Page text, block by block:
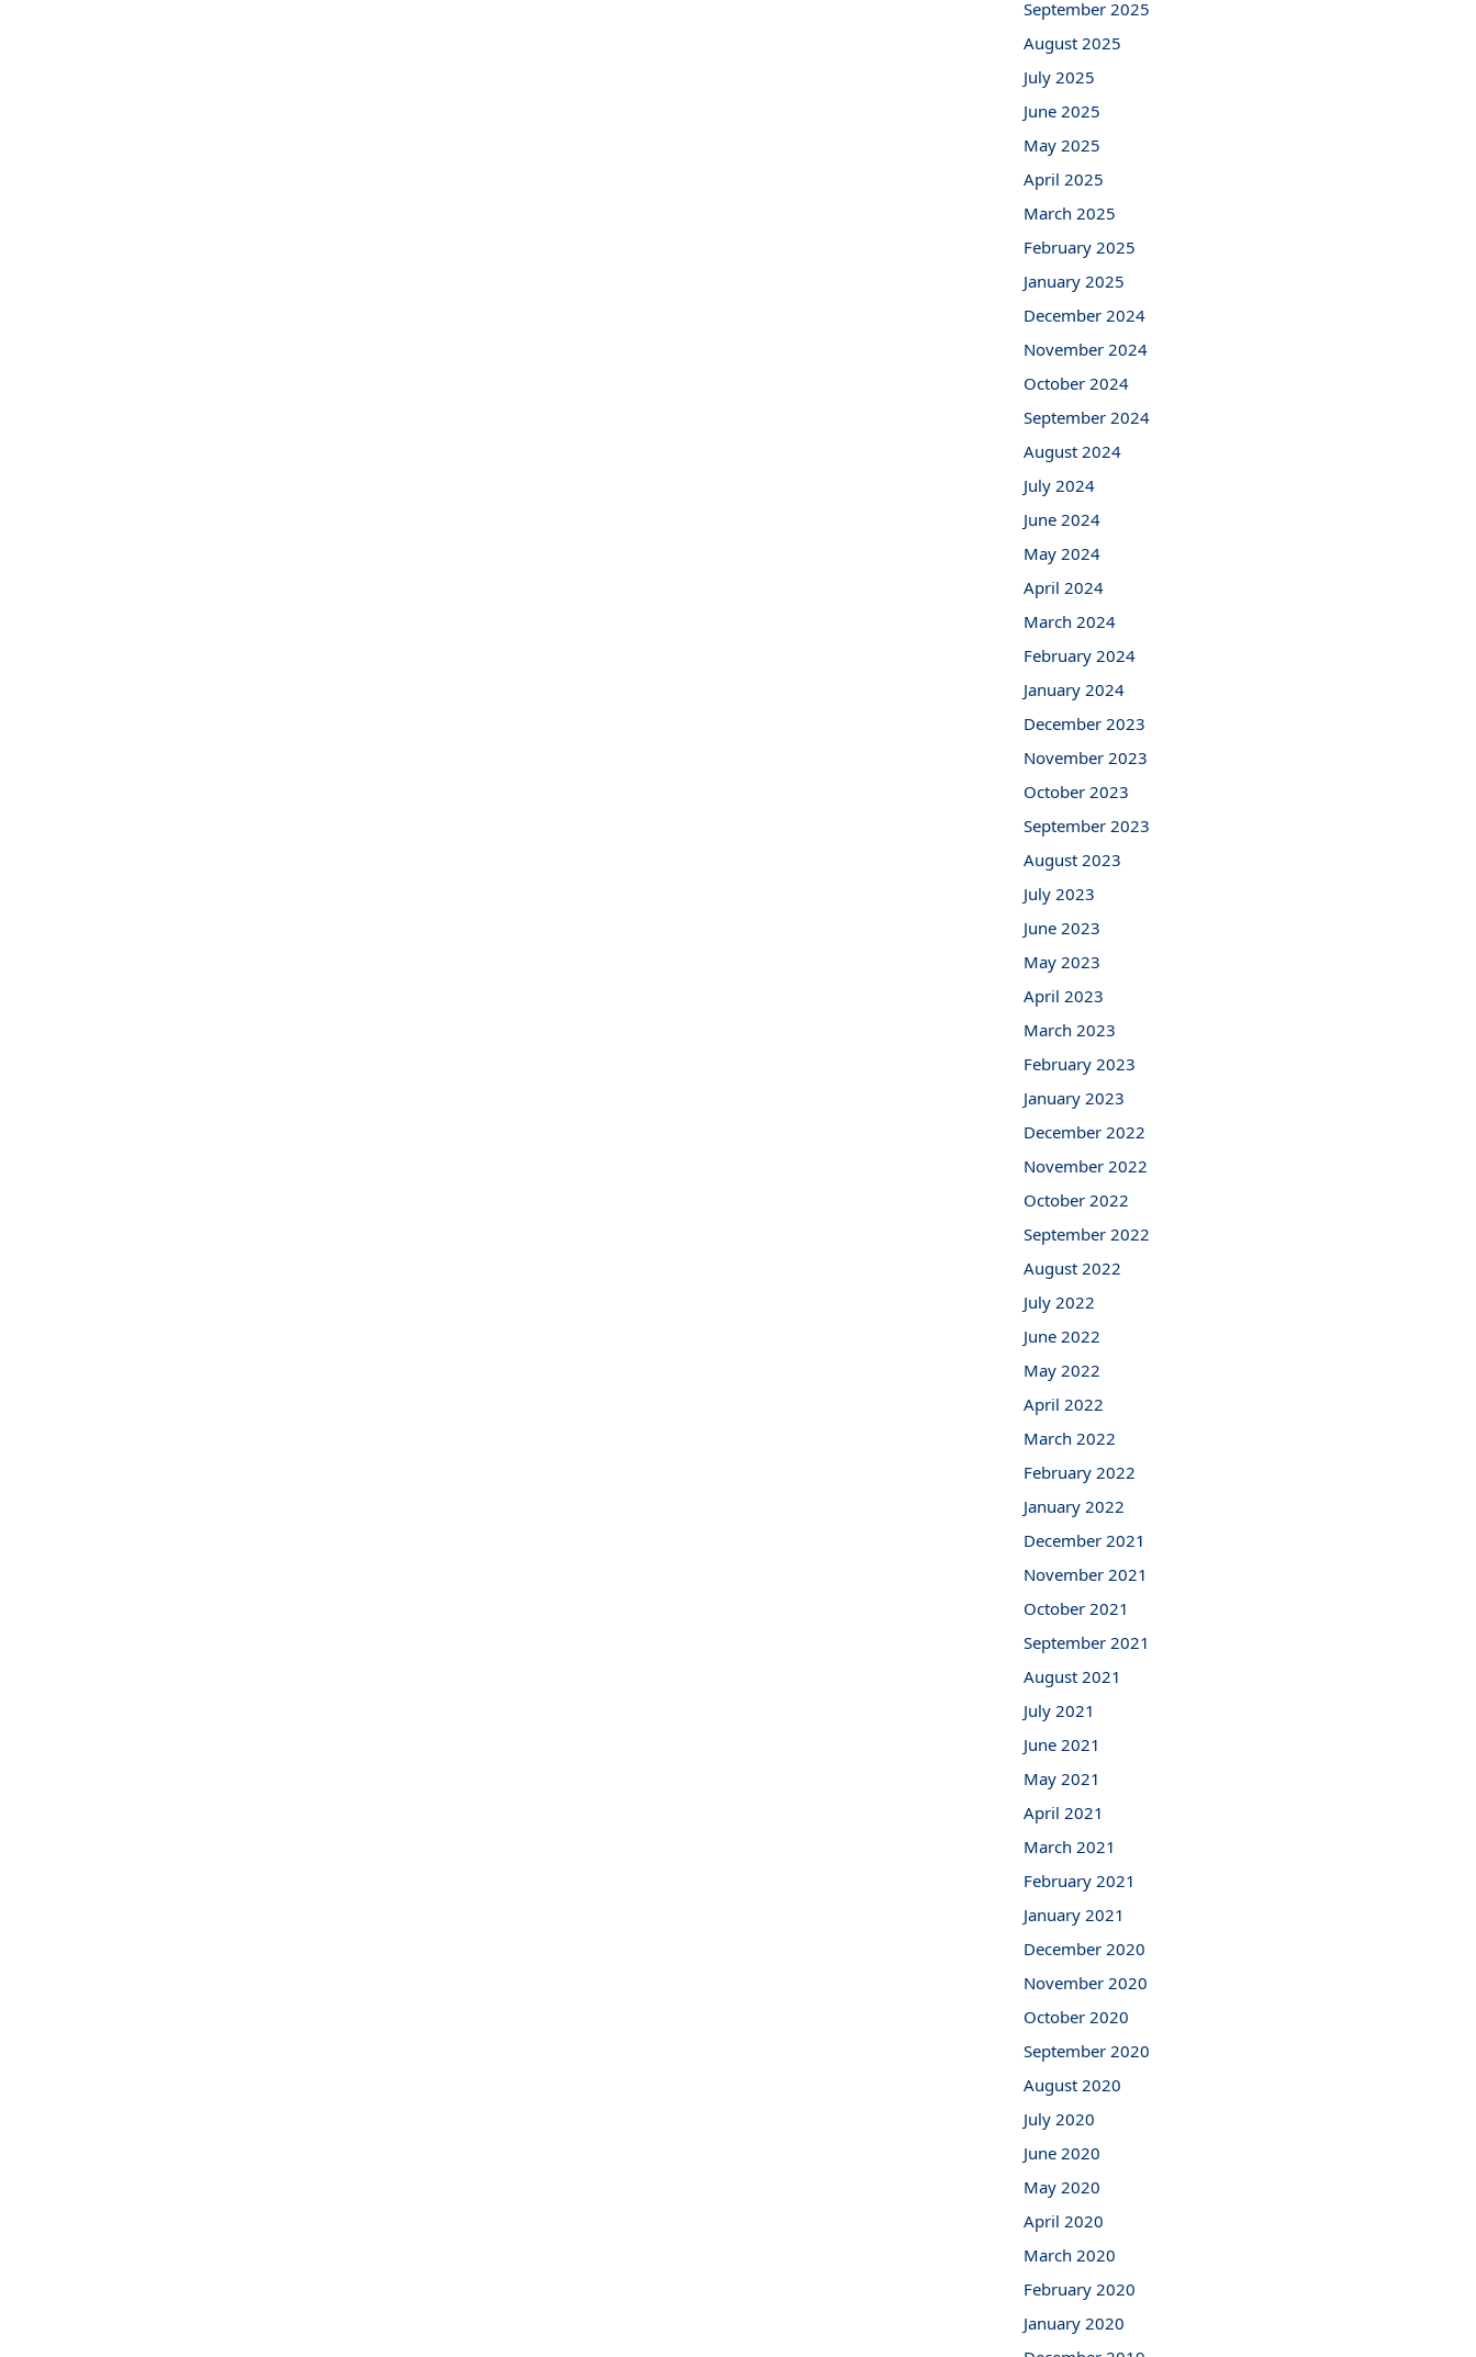
September 2025
August 2025
July 2025
June 2025
May 2025
April 2025
March 2025
February 2025
January 2025
December 2024
November 2024
October 2024
September 2024
August 2024
July 2024
June 2024
May 2024
April 2024
March 2024
February 2024
January 2024
December 2023
November 2023
October 2023
September 2023
August 2023
July 2023
June 2023
May 2023
April 2023
March 2023
February 2023
January 2023
December 2022
November 2022
October 2022
September 2022
August 2022
July 2022
June 2022
May 2022
April 2022
March 2022
February 2022
January 2022
December 2021
November 2021
October 2021
September 2021
August 2021
July 2021
June 2021
May 2021
April 2021
March 2021
February 2021
January 2021
December 2020
November 2020
October 2020
September 2020
August 2020
July 2020
June 2020
May 2020
April 2020
March 2020
February 2020
January 2020